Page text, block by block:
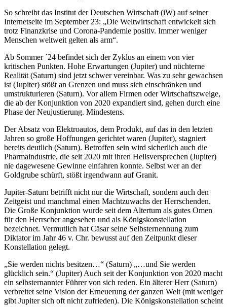
So schreibt das Institut der Deutschen Wirtschaft (iW) auf seiner
Internetseite im September 23: „Die Weltwirtschaft entwickelt sich
trotz Finanzkrise und Corona-Pandemie positiv. Immer weniger
Menschen weltweit gelten als arm“.
Ab Sommer ´24 befindet sich der Zyklus an einem von vier
kritischen Punkten. Hohe Erwartungen (Jupiter) und nüchterne
Realität (Saturn) sind jetzt schwer vereinbar. Was zu sehr gewachsen
ist (Jupiter) stößt an Grenzen und muss sich einschränken und
umstrukturieren (Saturn). Vor allem Firmen oder Wirtschaftszweige,
die ab der Konjunktion von 2020 expandiert sind, gehen durch eine
Phase der Neujustierung. Mindestens.
Der Absatz von Elektroautos, dem Produkt, auf das in den letzten
Jahren so große Hoffnungen gerichtet waren (Jupiter), stagniert
bereits deutlich (Saturn). Betroffen sein wird sicherlich auch die
Pharmaindustrie, die seit 2020 mit ihren Heilsversprechen (Jupiter)
nie dagewesene Gewinne einfahren konnte. Selbst wer an der
Goldgrube schürft, stößt irgendwann auf Granit.
Jupiter-Saturn betrifft nicht nur die Wirtschaft, sondern auch den
Zeitgeist und manchmal einen Machtzuwachs der Herrschenden.
Die Große Konjunktion wurde seit dem Altertum als gutes Omen
für den Herrscher angesehen und als Königskonstellation
bezeichnet. Vermutlich hat Cäsar seine Selbsternennung zum
Diktator im Jahr 46 v. Chr. bewusst auf den Zeitpunkt dieser
Konstellation gelegt.
„Sie werden nichts besitzen…“ (Saturn) „…und Sie werden
glücklich sein.“ (Jupiter) Auch seit der Konjunktion von 2020 macht
ein selbsternannter Führer von sich reden. Ein älterer Herr (Saturn)
verbreitet seine Vision der Erneuerung der ganzen Welt (mit weniger
gibt Jupiter sich oft nicht zufrieden). Die Königskonstellation scheint